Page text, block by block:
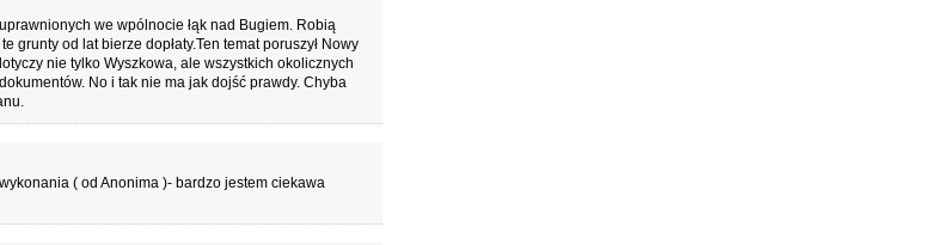
we wpólnocie łąk nad Bugiem. Robią
grunty od lat bierze dopłaty.Ten temat poruszył Nowy
nie tylko Wyszkowa, ale wszystkich okolicznych
No i tak nie ma jak dojść prawdy. Chyba
( od Anonima )- bardzo jestem ciekawa